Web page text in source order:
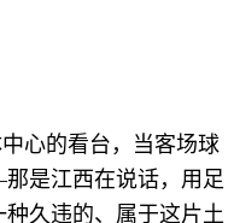
心的看台，当客场球
是江西在说话，用足
久违的、属于这片土